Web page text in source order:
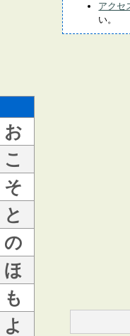
お
こ
そ
と
の
ほ
も
よ
アクセ
い。